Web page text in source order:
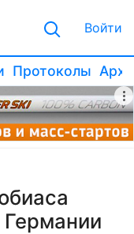
Войти
Протоколы